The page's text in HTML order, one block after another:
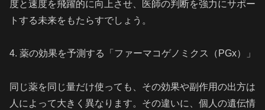
度と速度を飛躍的に向上させ、医師の判断を強力にサポー
トする未来をもたらすでしょう。
4. 薬の効果を予測する「ファーマコゲノミクス（PGx）」
同じ薬を同じ量だけ使っても、その効果や副作用の出方は
人によって大きく異なります。その違いに、個人の遺伝情